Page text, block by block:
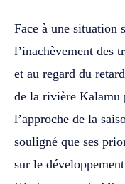
Face à une situation
l’inachèvement des
et au regard du
de la rivière Kalamu
l’approche de la
souligné que ses
sur le